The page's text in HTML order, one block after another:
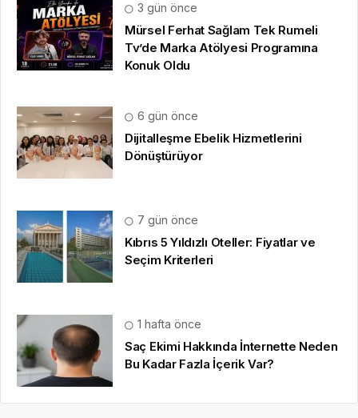
3 gün önce
Mürsel Ferhat Sağlam Tek Rumeli
Tv’de Marka Atölyesi Programına
Konuk Oldu
6 gün önce
Dijitalleşme Ebelik Hizmetlerini
Dönüştürüyor
7 gün önce
Kıbrıs 5 Yıldızlı Oteller: Fiyatlar ve
Seçim Kriterleri
1 hafta önce
Saç Ekimi Hakkında İnternette Neden
Bu Kadar Fazla İçerik Var?